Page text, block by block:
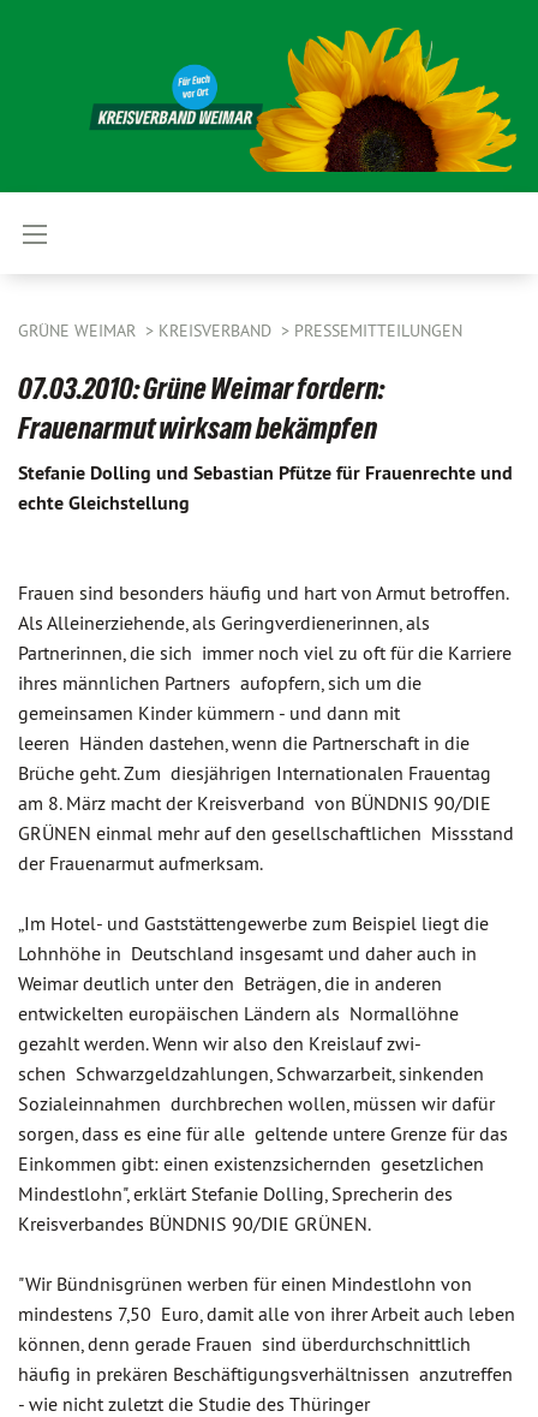
GRÜNE WEIMAR KREISVERBAND PRESSEMITTEILUNGEN
07.03.2010: Grüne Weimar fordern:
Frauenarmut wirksam bekämpfen
Stefanie Dolling und Sebastian Pfütze für Frauenrechte und
echte Gleichstellung
Frauen sind besonders häufig und hart von Armut betroffen.
Als Alleinerziehende, als Geringverdienerinnen, als
Partnerinnen, die sich immer noch viel zu oft für die Karriere
ihres männlichen Partners aufopfern, sich um die
gemeinsamen Kinder kümmern - und dann mit
leeren Händen dastehen, wenn die Partnerschaft in die
Brüche geht. Zum diesjährigen Internationalen Frauentag
am 8. März macht der Kreisverband von BÜNDNIS 90/DIE
GRÜNEN einmal mehr auf den gesellschaftlichen Missstand
der Frauenarmut aufmerksam.
„Im Hotel- und Gaststättengewerbe zum Beispiel liegt die
Lohnhöhe in Deutschland insgesamt und daher auch in
Weimar deutlich unter den Beträgen, die in anderen
entwickelten europäischen Ländern als Normallöhne
gezahlt werden. Wenn wir also den Kreislauf zwi-
schen Schwarzgeldzahlungen, Schwarzarbeit, sinkenden
Sozialeinnahmen durchbrechen wollen, müssen wir dafür
sorgen, dass es eine für alle geltende untere Grenze für das
Einkommen gibt: einen existenzsichernden gesetzlichen
Mindestlohn", erklärt Stefanie Dolling, Sprecherin des
Kreisverbandes BÜNDNIS 90/DIE GRÜNEN.
"Wir Bündnisgrünen werben für einen Mindestlohn von
mindestens 7,50 Euro, damit alle von ihrer Arbeit auch leben
können, denn gerade Frauen sind überdurchschnittlich
häufig in prekären Beschäftigungsverhältnissen anzutreffen
- wie nicht zuletzt die Studie des Thüringer